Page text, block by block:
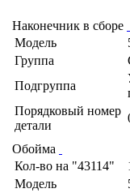
Наконечник в сборе
Модель
Группа
Подгруппа
Порядковый номер
детали
Обойма
Кол-во на "43114"
Модель